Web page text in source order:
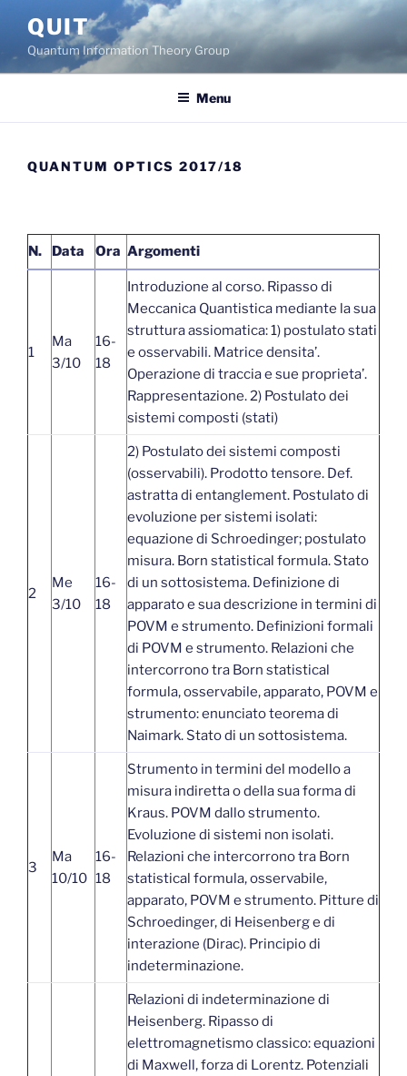
content
QUIT
Quantum Information Theory Group
Menu
QUANTUM OPTICS 2017/18
N. Data Ora Argomenti
1
Ma
3/10
16-
18
Introduzione al corso. Ripasso di
Meccanica Quantistica mediante la sua
struttura assiomatica: 1) postulato stati
e osservabili. Matrice densita’.
Operazione di traccia e sue proprieta’.
Rappresentazione. 2) Postulato dei
sistemi composti (stati)
2
Me
3/10
16-
18
2) Postulato dei sistemi composti
(osservabili). Prodotto tensore. Def.
astratta di entanglement. Postulato di
evoluzione per sistemi isolati:
equazione di Schroedinger; postulato
misura. Born statistical formula. Stato
di un sottosistema. Definizione di
apparato e sua descrizione in termini di
POVM e strumento. Definizioni formali
di POVM e strumento. Relazioni che
intercorrono tra Born statistical
formula, osservabile, apparato, POVM e
strumento: enunciato teorema di
Naimark. Stato di un sottosistema.
3
Ma
10/10
16-
18
Strumento in termini del modello a
misura indiretta o della sua forma di
Kraus. POVM dallo strumento.
Evoluzione di sistemi non isolati.
Relazioni che intercorrono tra Born
statistical formula, osservabile,
apparato, POVM e strumento. Pitture di
Schroedinger, di Heisenberg e di
interazione (Dirac). Principio di
indeterminazione.
Relazioni di indeterminazione di
Heisenberg. Ripasso di
elettromagnetismo classico: equazioni
di Maxwell, forza di Lorentz. Potenziali